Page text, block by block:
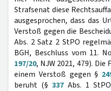
Strafsenat diese
ausgesprochen, dass das
Verstoß gegen die
Abs. 2 Satz 2 StPO
BGH, Beschluss vom 11.
197/20, NJW 2021, 479).
einem Verstoß gegen §
beruht (§ 337 Abs. 1